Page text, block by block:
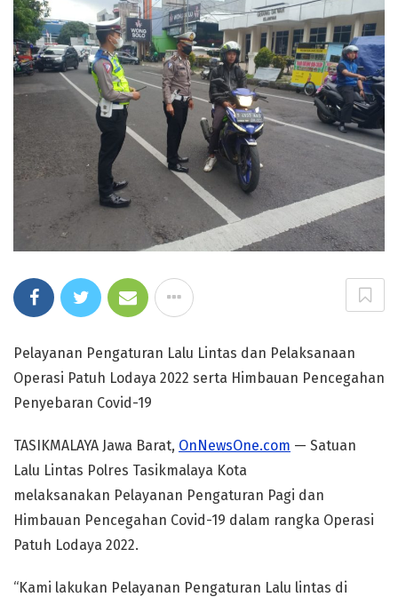
Pelayanan Pengaturan Lalu Lintas dan Pelaksanaan
Operasi Patuh Lodaya 2022 serta Himbauan Pencegahan
Penyebaran Covid-19
TASIKMALAYA Jawa Barat, OnNewsOne.com — Satuan
Lalu Lintas Polres Tasikmalaya Kota
melaksanakan Pelayanan Pengaturan Pagi dan
Himbauan Pencegahan Covid-19 dalam rangka Operasi
Patuh Lodaya 2022.
“Kami lakukan Pelayanan Pengaturan Lalu lintas di